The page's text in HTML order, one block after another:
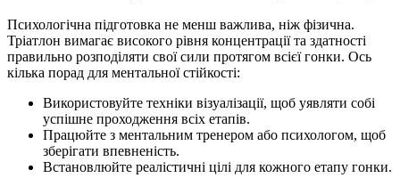
Психологічна підготовка не менш важлива, ніж фізична.
Тріатлон вимагає високого рівня концентрації та здатності
правильно розподіляти свої сили протягом всієї гонки. Ось
кілька порад для ментальної стійкості:
Використовуйте техніки візуалізації, щоб уявляти собі
успішне проходження всіх етапів.
Працюйте з ментальним тренером або психологом, щоб
зберігати впевненість.
Встановлюйте реалістичні цілі для кожного етапу гонки.